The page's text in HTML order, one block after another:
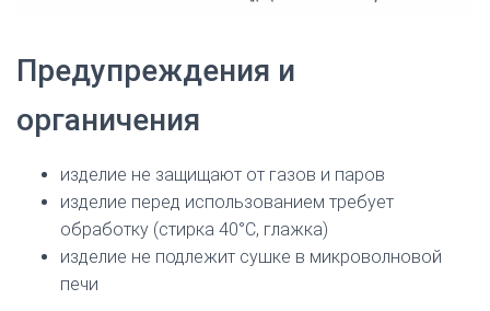
Предупреждения и
органичения
изделие не защищают от газов и паров
изделие перед использованием требует
обработку (стирка 40°С, глажка)
изделие не подлежит сушке в микроволновой
печи